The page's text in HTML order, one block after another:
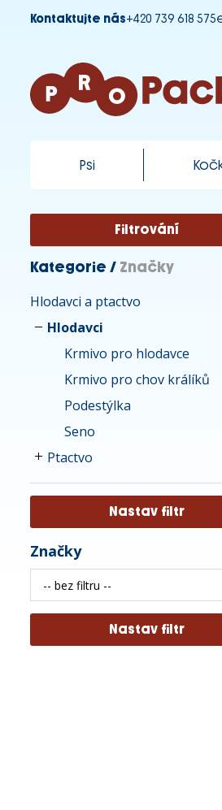
Kontaktujte nás+420 739 618 575
Psi
Filtrování
Kategorie / Značky
Hlodavci a ptactvo
Hlodavci
Krmivo pro hlodavce
Krmivo pro chov králíků
Podestýlka
Seno
Ptactvo
Značky